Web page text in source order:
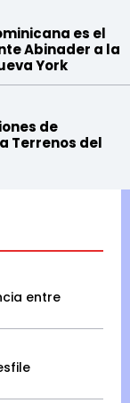
es el
Abinader a la
York
de
Terrenos del
entre